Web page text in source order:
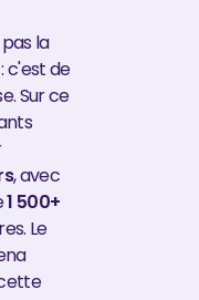
la
c'est de
Sur ce
, avec
1 500+
Le